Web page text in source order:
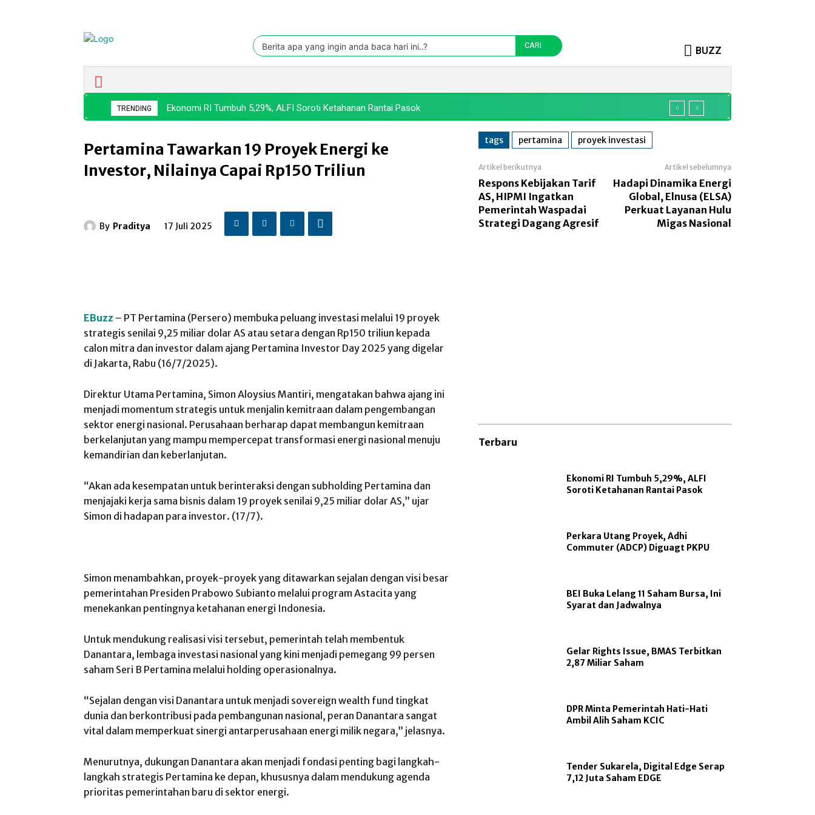
Pasaroleh TradingView
Berita apa yang ingin anda baca hari ini..? CARI BUZZ
TRENDING Ekonomi RI Tumbuh 5,29%, ALFI Soroti Ketahanan Rantai Pasok
Pertamina Tawarkan 19 Proyek Energi ke
Investor, Nilainya Capai Rp150 Triliun
By Praditya 17 Juli 2025
EBuzz – PT Pertamina (Persero) membuka peluang investasi melalui 19 proyek
strategis senilai 9,25 miliar dolar AS atau setara dengan Rp150 triliun kepada
calon mitra dan investor dalam ajang Pertamina Investor Day 2025 yang digelar
di Jakarta, Rabu (16/7/2025).
Direktur Utama Pertamina, Simon Aloysius Mantiri, mengatakan bahwa ajang ini
menjadi momentum strategis untuk menjalin kemitraan dalam pengembangan
sektor energi nasional. Perusahaan berharap dapat membangun kemitraan
berkelanjutan yang mampu mempercepat transformasi energi nasional menuju
kemandirian dan keberlanjutan.
“Akan ada kesempatan untuk berinteraksi dengan subholding Pertamina dan
menjajaki kerja sama bisnis dalam 19 proyek senilai 9,25 miliar dolar AS,” ujar
Simon di hadapan para investor. (17/7).
Simon menambahkan, proyek-proyek yang ditawarkan sejalan dengan visi besar
pemerintahan Presiden Prabowo Subianto melalui program Astacita yang
menekankan pentingnya ketahanan energi Indonesia.
Untuk mendukung realisasi visi tersebut, pemerintah telah membentuk
Danantara, lembaga investasi nasional yang kini menjadi pemegang 99 persen
saham Seri B Pertamina melalui holding operasionalnya.
“Sejalan dengan visi Danantara untuk menjadi sovereign wealth fund tingkat
dunia dan berkontribusi pada pembangunan nasional, peran Danantara sangat
vital dalam memperkuat sinergi antarperusahaan energi milik negara,” jelasnya.
Menurutnya, dukungan Danantara akan menjadi fondasi penting bagi langkah-
langkah strategis Pertamina ke depan, khususnya dalam mendukung agenda
prioritas pemerintahan baru di sektor energi.
tags pertamina proyek investasi
Artikel berikutnya
Respons Kebijakan Tarif
AS, HIPMI Ingatkan
Pemerintah Waspadai
Strategi Dagang Agresif
Artikel sebelumnya
Hadapi Dinamika Energi
Global, Elnusa (ELSA)
Perkuat Layanan Hulu
Migas Nasional
Terbaru
Ekonomi RI Tumbuh 5,29%, ALFI
Soroti Ketahanan Rantai Pasok
Perkara Utang Proyek, Adhi
Commuter (ADCP) Diguagt PKPU
BEI Buka Lelang 11 Saham Bursa, Ini
Syarat dan Jadwalnya
Gelar Rights Issue, BMAS Terbitkan
2,87 Miliar Saham
DPR Minta Pemerintah Hati-Hati
Ambil Alih Saham KCIC
Tender Sukarela, Digital Edge Serap
7,12 Juta Saham EDGE